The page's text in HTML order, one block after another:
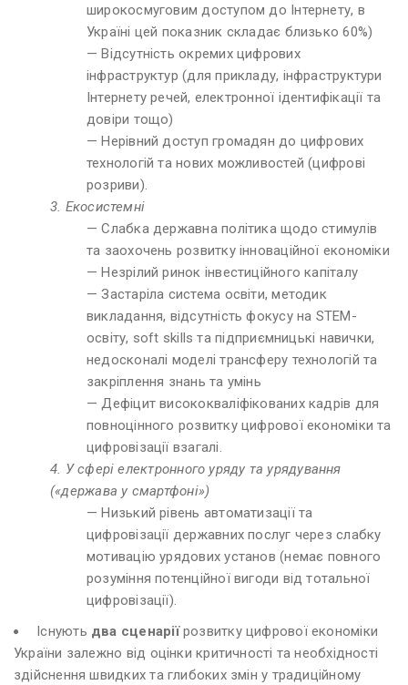
широкосмуговим доступом до Інтернету, в
Україні цей показник складає близько 60%)
— Відсутність окремих цифрових
інфраструктур (для прикладу, інфраструктури
Інтернету речей, електронної ідентифікації та
довіри тощо)
— Нерівний доступ громадян до цифрових
технологій та нових можливостей (цифрові
розриви).
3. Екосистемні
— Слабка державна політика щодо стимулів
та заохочень розвитку інноваційної економіки
— Незрілий ринок інвестиційного капіталу
— Застаріла система освіти, методик
викладання, відсутність фокусу на STEM-
освіту, soft skills та підприємницькі навички,
недосконалі моделі трансферу технологій та
закріплення знань та умінь
— Дефіцит висококваліфікованих кадрів для
повноцінного розвитку цифрової економіки та
цифровізації взагалі.
4. У сфері електронного уряду та урядування
(«держава у смартфоні»)
— Низький рівень автоматизації та
цифровізації державних послуг через слабку
мотивацію урядових установ (немає повного
розуміння потенційної вигоди від тотальної
цифровізації).
Існують два сценаріїрозвитку цифрової економіки
України залежно від оцінки критичності та необхідності
здійснення швидких та глибоких змін у традиційному